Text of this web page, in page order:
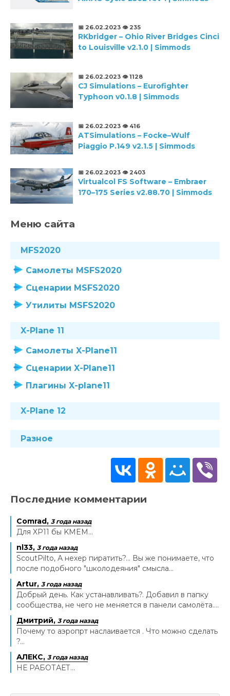
📅 26.02.2023 👁️ 235
RKbridger – Ohio River Bridges Cinci
to Louisville v2.1.0 | Simmods
📅 26.02.2023 👁️ 1128
CJ Simulations – Eurofighter
Typhoon v0.1.8 | Simmods
📅 26.02.2023 👁️ 416
ATSimulations – Focke–Wulf
Piaggio P.149 v2.1.5 | Simmods
📅 26.02.2023 👁️ 2403
Virtualcol FS Software – Embraer
170–175 Series v2.88.70 | Simmods
Меню сайта
MFS2020
Самолеты MSFS2020
Сценарии MSFS2020
Утилиты MSFS2020
X-Plane 11
Самолеты X-Plane11
Сценарии X-Plane11
Плагины X-plane11
X-Plane 12
Разное
Последние комментарии
Comrad, 3 года назад
Для XP11 бы KMEM...
nl33, 3 года назад
ScoutPilto, А нехер пиратить?... Вы же понимаете, что
после подобного "школодеяния" смысла...
Artur, 3 года назад
Добрый день. Как устанавливать?. Добавил в папку
сообщества, не чего не меняется в панели самолёта....
Дмитрий, 3 года назад
Почему то аэропрт наслаивается . Что можно сделать
?...
АЛЕКС, 3 года назад
НЕ РАБОТАЕТ...